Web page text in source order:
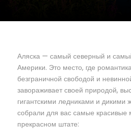
Аляска — самый северный и
Америки. Это место, где
безграничной свободой и
завораживает своей природой,
гигантскими ледниками и
собрали для вас самые красивые
прекрасном штате: